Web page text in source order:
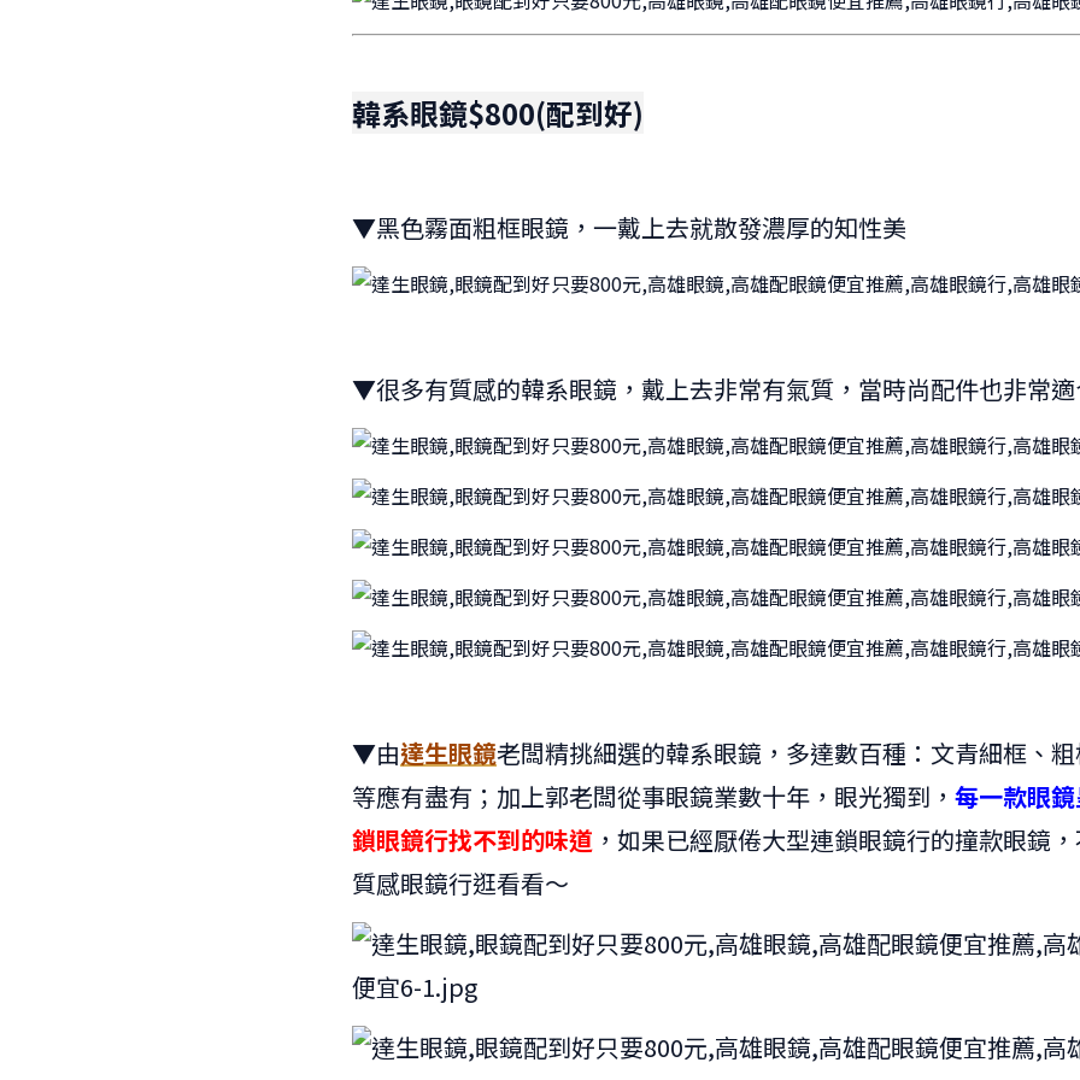
韓系眼鏡$800(配到好)
▼黑色霧面粗框眼鏡，一戴上去就散發濃厚的知性美
▼很多有質感的韓系眼鏡，戴上去非常有氣質，當時尚配件也非常
▼由達生眼鏡老闆精挑細選的韓系眼鏡，多達數百種：文青細框、
等應有盡有；加上郭老闆從事眼鏡業數十年，眼光獨到， 每一款眼
鎖眼鏡行找不到的味道 ，如果已經厭倦大型連鎖眼鏡行的撞款眼鏡
質感眼鏡行逛看看～